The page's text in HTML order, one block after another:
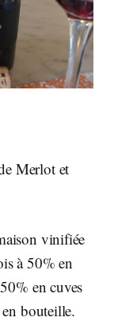
Merlot et
vinifiée
à 50% en
en cuves
bouteille.